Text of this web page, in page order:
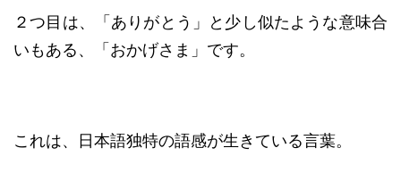
２つ目は、「ありがとう」と少し似たような意味合
いもある、「おかげさま」です。
これは、日本語独特の語感が生きている言葉。